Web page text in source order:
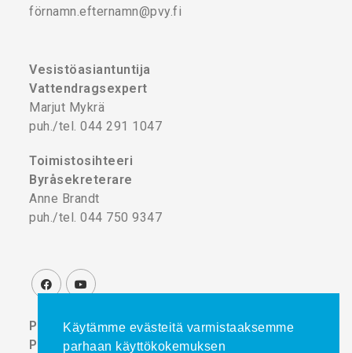
förnamn.efternamn@pvy.fi
Vesistöasiantuntija
Vattendragsexpert
Marjut Mykrä
puh./tel. 044 291 1047
Toimistosihteeri
Byråsekreterare
Anne Brandt
puh./tel. 044 750 9347
Projektikoordinaattori
Projektkoordinator
Käytämme evästeitä varmistaaksemme
parhaan käyttökokemuksen